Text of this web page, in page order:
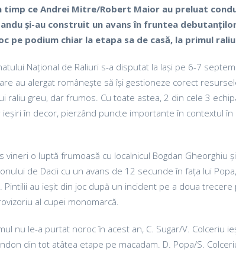
timp ce Andrei Mitre/Robert Maior au preluat
și-au construit un avans în fruntea
pe podium chiar la etapa sa de casă, la primul
Național de Raliuri s-a disputat la Iași pe 6-7
au alergat românește să își gestioneze corect
raliu greu, dar frumos. Cu toate astea, 2 din cele 3
în decor, pierzând puncte importante în contextul în
vineri o luptă frumoasă cu localnicul Bogdan Gheorghiu
de Dacii cu un avans de 12 secunde în fața lui
Pintilii au ieșit din joc după un incident pe a doua
al cupei monomarcă.
nu le-a purtat noroc în acest an, C. Sugar/V. Colceriu
din tot atâtea etape pe macadam. D. Popa/S.